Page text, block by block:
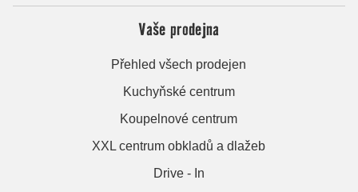
Vaše prodejna
Přehled všech prodejen
Kuchyňské centrum
Koupelnové centrum
XXL centrum obkladů a dlažeb
Drive - In